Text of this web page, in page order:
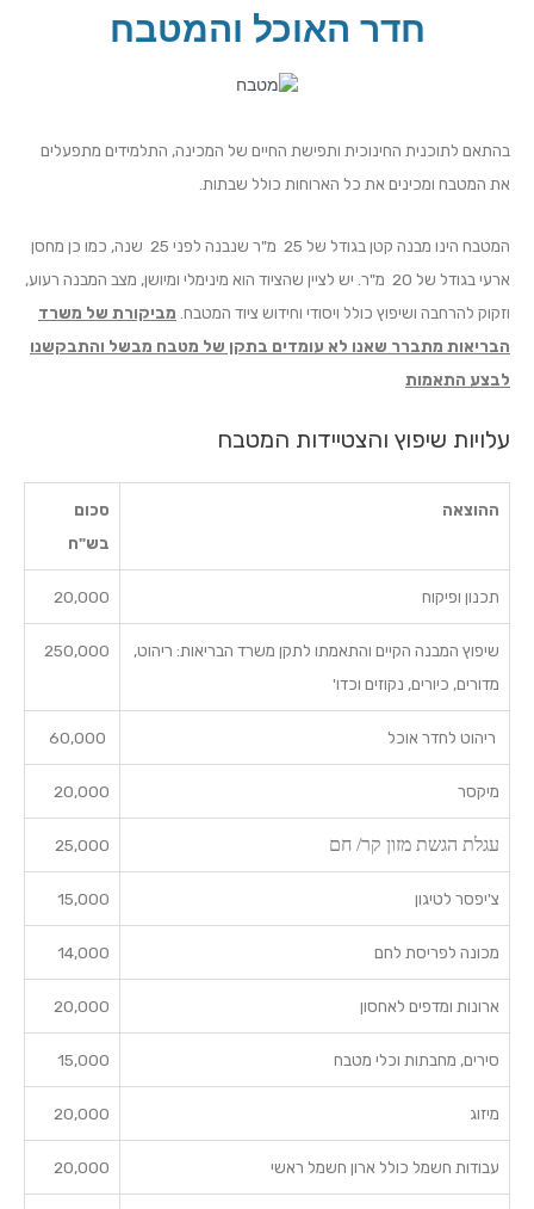
חדר האוכל והמטבח
בהתאם לתוכנית החינוכית ותפישת החיים של המכינה, התלמידים מתפעלים
את המטבח ומכינים את כל הארוחות כולל שבתות.
המטבח הינו מבנה קטן בגודל של 25 מ"ר שנבנה לפני 25 שנה, כמו כן מחסן
ארעי בגודל של 20 מ"ר. יש לציין שהציוד הוא מינימלי ומיושן, מצב המבנה רעוע,
וזקוק להרחבה ושיפוץ כולל ויסודי וחידוש ציוד המטבח. מביקורת של משרד
הבריאות מתברר שאנו לא עומדים בתקן של מטבח מבשל והתבקשנו
לבצע התאמות
עלויות שיפוץ והצטיידות המטבח
ההוצאה
סכום
בש"ח
תכנון ופיקוח 20,000
שיפוץ המבנה הקיים והתאמתו לתקן משרד הבריאות: ריהוט,
מדורים, כיורים, נקוזים וכדו'
250,000
ריהוט לחדר אוכל
מיקסר 20,000
עגלת הגשת מזון קר/ חם 25,000
צ'יפסר לטיגון 15,000
מכונה לפריסת לחם 14,000
ארונות ומדפים לאחסון 20,000
סירים, מחבתות וכלי מטבח 15,000
מיזוג 20,000
עבודות חשמל כולל ארון חשמל ראשי 20,000